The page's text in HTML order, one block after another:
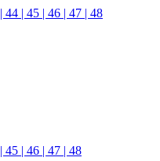
| 44 | 45 | 46 | 47 | 48
| 45 | 46 | 47 | 48